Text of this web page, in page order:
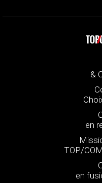
&
en
TOP/
en